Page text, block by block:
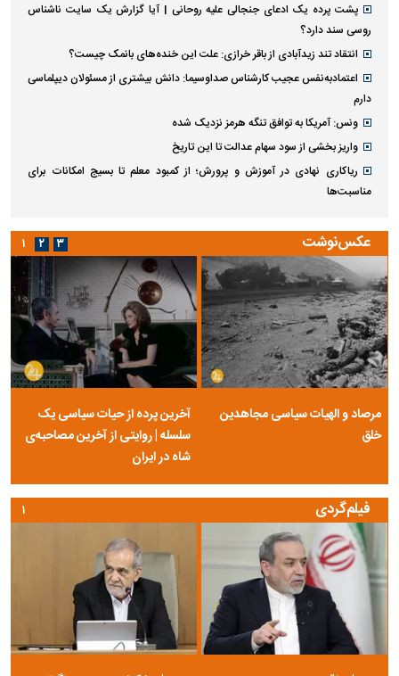
پشت پرده یک ادعای جنجالی علیه روحانی | آیا گزارش یک سایت ناشناس
روسی سند دارد؟
انتقاد تند زیدآبادی از باقر خرازی: علت این خنده‌های بانمک چیست؟
اعتمادبه‌نفس عجیب کارشناس صداوسیما: دانش بیشتری از مسئولان دیپلماسی
دارم
ونس: آمریکا به توافق تنگه هرمز نزدیک شده
واریز بخشی از سود سهام عدالت تا این تاریخ
ریاکاری نهادی در آموزش و پرورش؛ از کمبود معلم تا بسیج امکانات برای
مناسبت‌ها
عکس‌نوشت
مرصاد و الهیات سیاسی مجاهدین
خلق
آخرین پرده از حیات سیاسی یک
سلسله | روایتی از آخرین مصاحبه‌ی
شاه در ایران
۱ ۲ ۳
فیلم‌گردی ۱